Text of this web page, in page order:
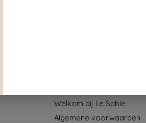
Welkom bij Le Sable
Algemene voorwaarden